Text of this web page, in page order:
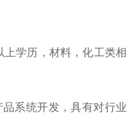
上学历，材料，化工类相
系统开发，具有对行业